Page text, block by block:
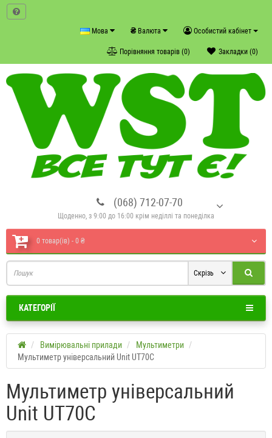
Особистий кабінет
₴ Валюта
Мова
Закладки (0)
Порівняння товарів (0)
(068) 712-07-70
Щоденно, з 9:00 до 16:00 крім неділлі та понеділка
0 товар(ів) - 0 ₴
Скрізь
КАТЕГОРІЇ
Вимірювальні прилади
Мультиметри
Мультиметр універсальний Unit UT70C
Мультиметр універсальний
Unit UT70C